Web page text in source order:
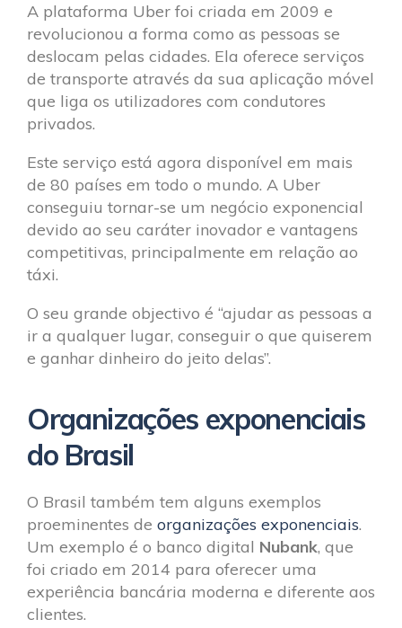
A plataforma Uber foi criada em 2009 e
revolucionou a forma como as pessoas se
deslocam pelas cidades. Ela oferece serviços
de transporte através da sua aplicação móvel
que liga os utilizadores com condutores
privados.
Este serviço está agora disponível em mais
de 80 países em todo o mundo. A Uber
conseguiu tornar-se um negócio exponencial
devido ao seu caráter inovador e vantagens
competitivas, principalmente em relação ao
táxi.
O seu grande objectivo é “ajudar as pessoas a
ir a qualquer lugar, conseguir o que quiserem
e ganhar dinheiro do jeito delas”.
Organizações exponenciais
do Brasil
O Brasil também tem alguns exemplos
proeminentes de organizações exponenciais.
Um exemplo é o banco digital Nubank, que
foi criado em 2014 para oferecer uma
experiência bancária moderna e diferente aos
clientes.